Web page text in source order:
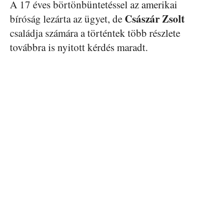
A 17 éves börtönbüntetéssel az amerikai
bíróság lezárta az ügyet, de Császár Zsolt
családja számára a történtek több részlete
továbbra is nyitott kérdés maradt.